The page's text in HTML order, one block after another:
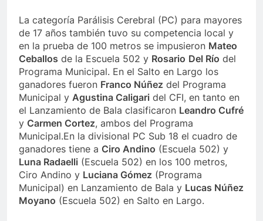
La categoría Parálisis Cerebral (PC) para mayores
de 17 años también tuvo su competencia local y
en la prueba de 100 metros se impusieron Mateo
Ceballos de la Escuela 502 y Rosario Del Río del
Programa Municipal. En el Salto en Largo los
ganadores fueron Franco Núñez del Programa
Municipal y Agustina Caligari del CFI, en tanto en
el Lanzamiento de Bala clasificaron Leandro Cufré
y Carmen Cortez, ambos del Programa
Municipal.En la divisional PC Sub 18 el cuadro de
ganadores tiene a Ciro Andino (Escuela 502) y
Luna Radaelli (Escuela 502) en los 100 metros,
Ciro Andino y Luciana Gómez (Programa
Municipal) en Lanzamiento de Bala y Lucas Núñez
Moyano (Escuela 502) en Salto en Largo.